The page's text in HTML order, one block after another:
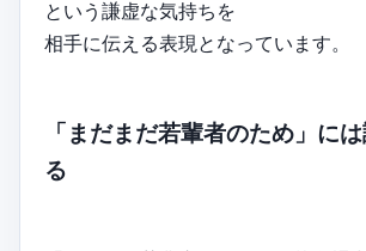
という謙虚な気持ちを
相手に伝える表現となっています。
「まだまだ若輩者のため」に
る